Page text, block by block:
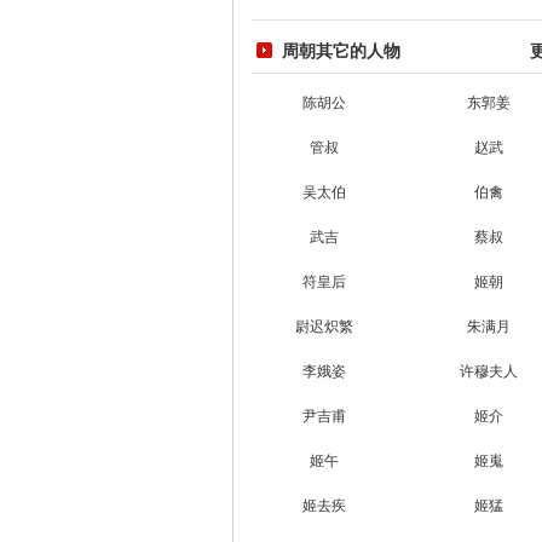
周朝其它的人物
陈胡公 东郭姜
管叔 赵武
吴太伯 伯禽
武吉 蔡叔
符皇后 姬朝
尉迟炽繁 朱满月
李娥姿 许穆夫人
尹吉甫 姬介
姬午 姬嵬
姬去疾 姬猛